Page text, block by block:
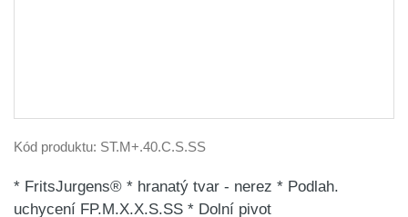
Kód produktu: ST.M+.40.C.S.SS
* FritsJurgens® * hranatý tvar - nerez * Podlah.
uchycení FP.M.X.X.S.SS * Dolní pivot